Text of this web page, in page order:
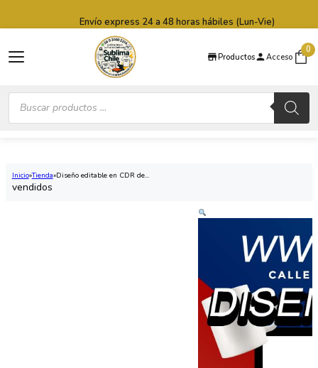
Productos Acceso
0
Búsqueda
productos
Envío express 24 a 48 horas hábiles (Lun-Vie)
Inicio Tienda Diseño editable en CDR de...
vendidos